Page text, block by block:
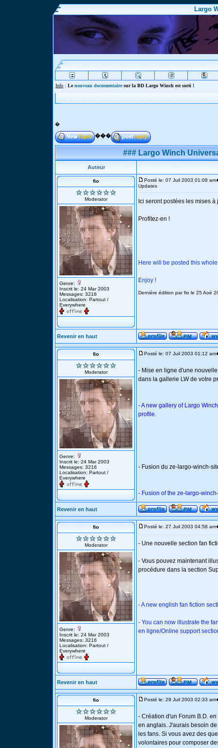
Largo
In
�
���
### Largo Winch
Auteur
fio
Moderator
Genre:
Inscrit le: 24 Mar 2003
Messages: 3216
Localisation: Partout /
Everywhere
Posté le: 07 Juil 2003 01:08 am
Updates
Ici seront postées les mises
Profitez-en !
Here will be posted this
Enjoy !
Derniére édition par fio le 25 Aoé
Revenir en haut
fio
Moderator
Genre:
Inscrit le: 24 Mar 2003
Messages: 3216
Localisation: Partout /
Everywhere
Posté le: 07 Juil 2003 01:12 am
- Mise en ligne d'une
dans la gallerie LW de votre
- A new gallery of Largo
profile.
- Fusion du ze-largo-winch-
- Fusion of the ze-largo-
Revenir en haut
fio
Moderator
Genre:
Inscrit le: 24 Mar 2003
Messages: 3216
Localisation: Partout /
Everywhere
Posté le: 27 Juil 2003 04:58 am
- Une nouvelle section fan
- Vous pouvez maintenant
procédure dans la section
- A new english fan fiction
- You can now illustrate the
en ligne/Online support
Revenir en haut
fio
Moderator
Posté le: 29 Juil 2003 02:33 am
- Création d'un Forum B.D.
en anglais. J'aurais besoin
les fans. Si vous avez des
volontaires pour composer